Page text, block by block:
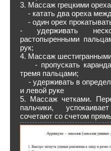
3. Массаж грецкими
- катать два ореха
- один орех
- удерживать
растопыренными
рук;
4. Массаж
- пропускать
тремя пальцами;
- удерживать в
и левой руке
5. Массаж четками.
пальчики,
сочетают со счетом